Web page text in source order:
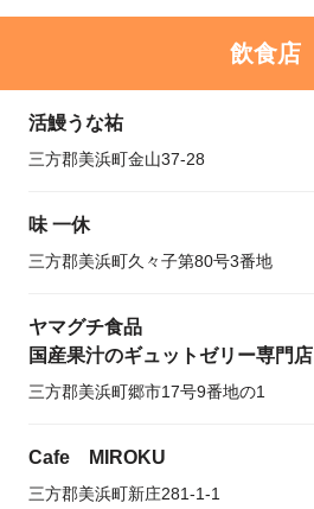
飲食店
活鰻うな祐
三方郡美浜町金山37-28
味 一休
三方郡美浜町久々子第80号3番地
ヤマグチ食品
国産果汁のギュットゼリー専門店
三方郡美浜町郷市17号9番地の1
Cafe MIROKU
三方郡美浜町新庄281-1-1